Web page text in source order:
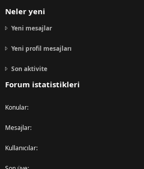
Neler yeni
Yeni mesajlar
Yeni profil mesajları
Son aktivite
Forum istatistikleri
Konular
Mesajlar
Kullanıcılar